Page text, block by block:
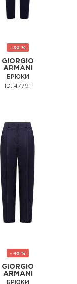
- 30 %
GIORGIO
ARMANI
БРЮКИ
ID: 47791
- 40 %
GIORGIO
ARMANI
БРЮКИ